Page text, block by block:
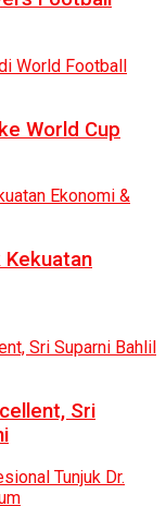
World Cup
Kekuatan
Sri